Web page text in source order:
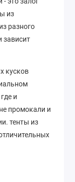
из
разного
зависит
кусков
и
промокали и
тенты из